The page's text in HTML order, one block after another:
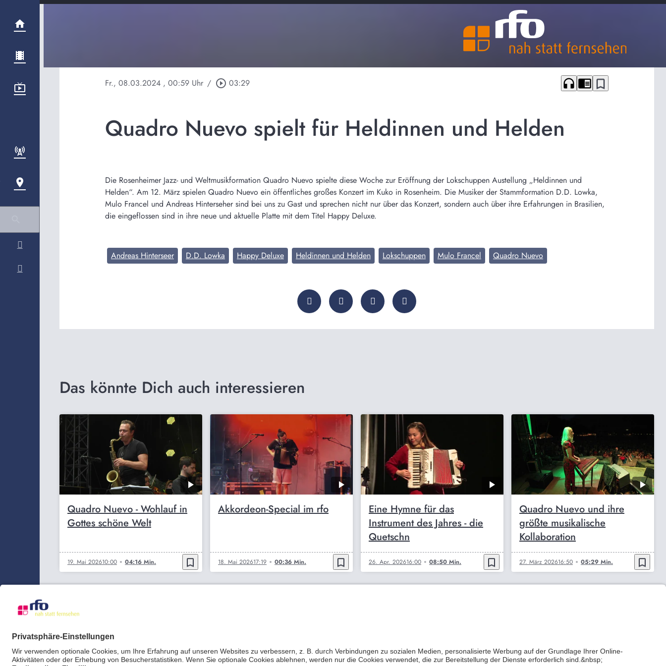
Fr., 08.03.2024 , 00:59 Uhr / play_circle_outline 03:29 headphones chrome_reader_mode bookmark_border
Quadro Nuevo spielt für Heldinnen und Helden
Die Rosenheimer Jazz- und Weltmusikformation Quadro Nuevo spielte diese Woche zur Eröffnung der Lokschuppen Austellung „Heldinnen und
Helden“. Am 12. März spielen Quadro Nuevo ein öffentliches großes Konzert im Kuko in Rosenheim. Die Musiker der Stammformation D.D. Lowka,
Mulo Francel und Andreas Hinterseher sind bei uns zu Gast und sprechen nicht nur über das Konzert, sondern auch über ihre Erfahrungen in Brasilien,
die eingeflossen sind in ihre neue und aktuelle Platte mit dem Titel Happy Deluxe.
Andreas Hinterseer D.D. Lowka Happy Deluxe Heldinnen und Helden Lokschuppen Mulo Francel Quadro Nuevo
Das könnte Dich auch interessieren
Quadro Nuevo - Wohlauf in
Gottes schöne Welt
19. Mai 202610:00 04:16 Min. bookmark_border
Akkordeon-Special im rfo
18. Mai 202617:19 00:36 Min. bookmark_border
Eine Hymne für das
Instrument des Jahres - die
Quetschn
26. Apr. 202616:00 08:50 Min. bookmark_border
Quadro Nuevo und ihre
größte musikalische
Kollaboration
27. März 202616:50 05:29 Min. bookmark_border